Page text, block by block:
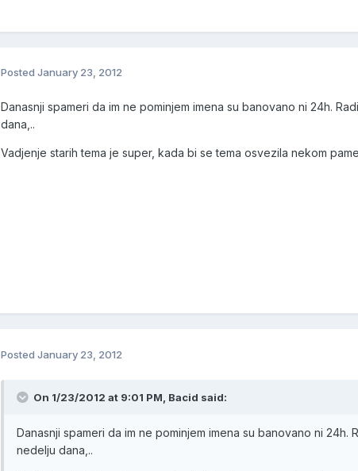
Posted January 23, 2012
Danasnji spameri da im ne pominjem imena su banovano ni 24h.
dana,..
Vadjenje starih tema je super, kada bi se tema osvezila nekom
Posted January 23, 2012
On 1/23/2012 at 9:01 PM, Bacid said:
Danasnji spameri da im ne pominjem imena su banovano ni
nedelju dana,..